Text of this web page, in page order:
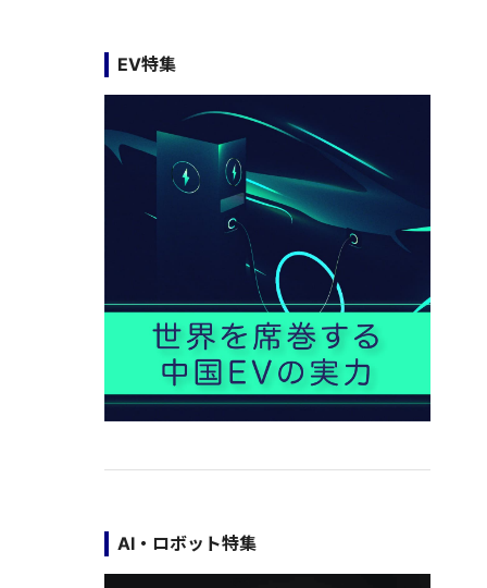
EV特集
AI・ロボット特集